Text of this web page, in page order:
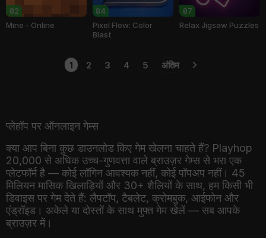
82
Mine - Online
84
Pixel Flow: Color
Blast
87
Relax Jigsaw Puzzles
1 2 3 4 5 अंतिम
प्लेहॉप पर ऑनलाइन गेम्स
क्या आप बिना कुछ डाउनलोड किए गेम खेलना चाहते हैं? Playhop
20,000 से अधिक उच्च-गुणवत्ता वाले ब्राउज़र गेम्स से भरा एक
प्लेटफॉर्म है — कोई लॉगिन आवश्यक नहीं, कोई पॉपअप नहीं। 45
मिलियन मासिक खिलाड़ियों और 30+ शैलियों के साथ, हम किसी भी
डिवाइस पर गेम देते हैं: लैपटॉप, टैबलेट, क्रोमबुक, आईफोन और
एंड्रॉइड। अकेले या दोस्तों के साथ मुफ्त गेम खेलें — सब आपके
ब्राउज़र में।